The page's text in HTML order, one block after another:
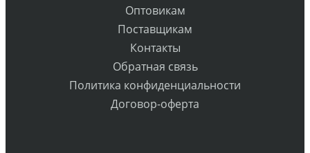
Оптовикам
Поставщикам
Контакты
Обратная связь
Политика конфиденциальности
Договор-оферта